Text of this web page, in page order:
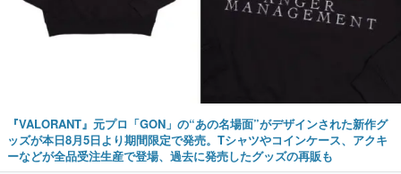
『VALORANT』元プロ「GON」の“あの名場面”がデザインされた新作グ
ッズが本日8月5日より期間限定で発売。Tシャツやコインケース、アクキ
ーなどが全品受注生産で登場、過去に発売したグッズの再販も